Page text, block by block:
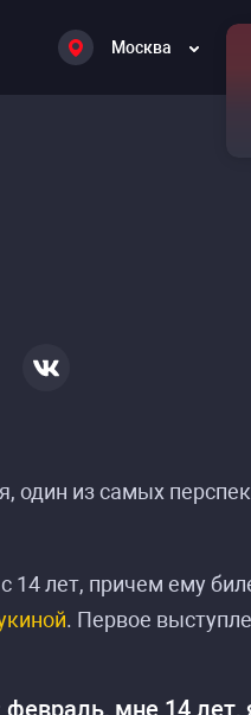
Москва
один из самых
14 лет, причем ему
. Первое
февраль, мне 14